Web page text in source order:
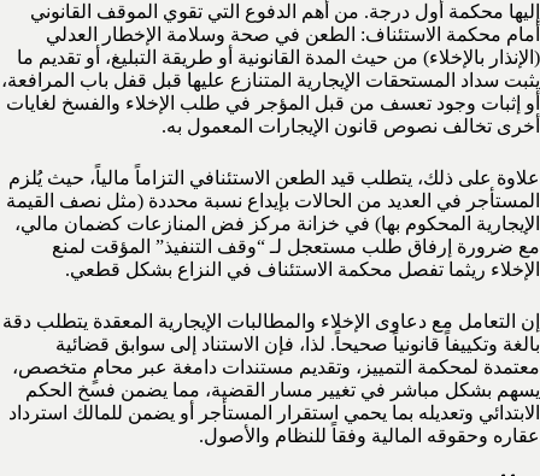
إليها محكمة أول درجة. من أهم الدفوع التي تقوي الموقف القانوني
أمام محكمة الاستئناف: الطعن في صحة وسلامة الإخطار العدلي
(الإنذار بالإخلاء) من حيث المدة القانونية أو طريقة التبليغ، أو تقديم ما
يثبت سداد المستحقات الإيجارية المتنازع عليها قبل قفل باب المرافعة،
أو إثبات وجود تعسف من قبل المؤجر في طلب الإخلاء والفسخ لغايات
أخرى تخالف نصوص قانون الإيجارات المعمول به.
علاوة على ذلك، يتطلب قيد الطعن الاستئنافي التزاماً مالياً، حيث يُلزم
المستأجر في العديد من الحالات بإيداع نسبة محددة (مثل نصف القيمة
الإيجارية المحكوم بها) في خزانة مركز فض المنازعات كضمان مالي،
مع ضرورة إرفاق طلب مستعجل لـ “وقف التنفيذ” المؤقت لمنع
الإخلاء ريثما تفصل محكمة الاستئناف في النزاع بشكل قطعي.
إن التعامل مع دعاوى الإخلاء والمطالبات الإيجارية المعقدة يتطلب دقة
بالغة وتكييفاً قانونياً صحيحاً. لذا، فإن الاستناد إلى سوابق قضائية
معتمدة لمحكمة التمييز، وتقديم مستندات دامغة عبر محامٍ متخصص،
يسهم بشكل مباشر في تغيير مسار القضية، مما يضمن فسخ الحكم
الابتدائي وتعديله بما يحمي استقرار المستأجر أو يضمن للمالك استرداد
عقاره وحقوقه المالية وفقاً للنظام والأصول.